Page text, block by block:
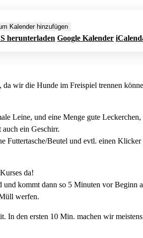
Kalender hinzufügen
herunterladen Google Kalender
da wir die Hunde im Freispiel trennen
Leine, und eine Menge gute
ein Geschirr.
Futtertasche/Beutel und evtl. einen
da!
kommt dann so 5 Minuten vor
werfen.
In den ersten 10 Min. machen wir